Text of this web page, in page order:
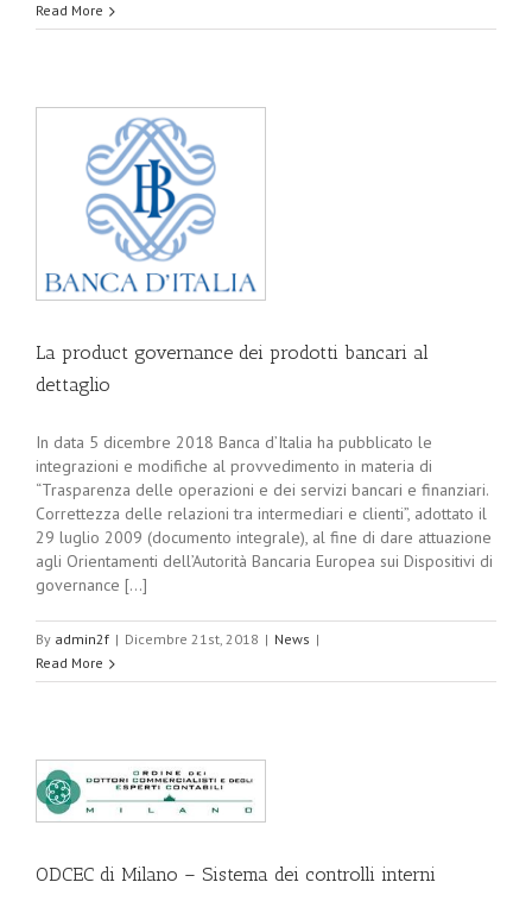
Read More
La product governance dei prodotti bancari al
dettaglio
In data 5 dicembre 2018 Banca d’Italia ha pubblicato le
integrazioni e modifiche al provvedimento in materia di
“Trasparenza delle operazioni e dei servizi bancari e finanziari.
Correttezza delle relazioni tra intermediari e clienti”, adottato il
29 luglio 2009 (documento integrale), al fine di dare attuazione
agli Orientamenti dell’Autorità Bancaria Europea sui Dispositivi di
governance [...]
By admin2f | Dicembre 21st, 2018 | News |
Read More
ODCEC di Milano – Sistema dei controlli interni